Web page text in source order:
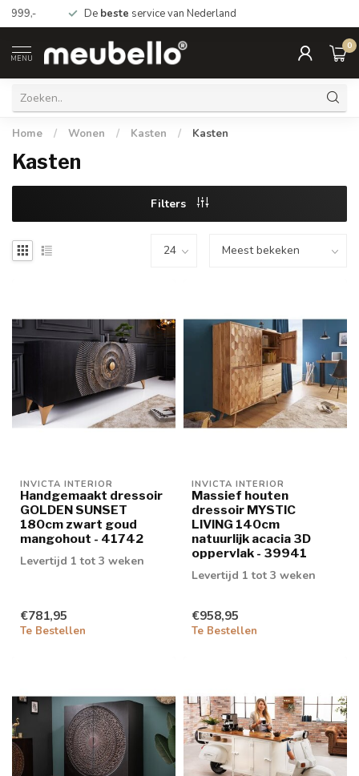
De beste service van Nederland
MENU
0
Home / Wonen / Kasten / Kasten
Kasten
Filters
INVICTA INTERIOR
Handgemaakt dressoir
GOLDEN SUNSET
180cm zwart goud
mangohout - 41742
Levertijd 1 tot 3 weken
€781,95
Te Bestellen
INVICTA INTERIOR
Massief houten
dressoir MYSTIC
LIVING 140cm
natuurlijk acacia 3D
oppervlak - 39941
Levertijd 1 tot 3 weken
€958,95
Te Bestellen